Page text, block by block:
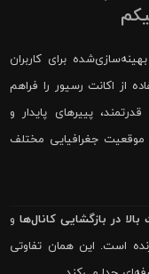
برای کاربران
از اکانت رسیور را فراهم
پییرهای پایدار و
جغرافیایی مختلف
در بازگشایی کانال‌هاو
است. این همان تفاوتی